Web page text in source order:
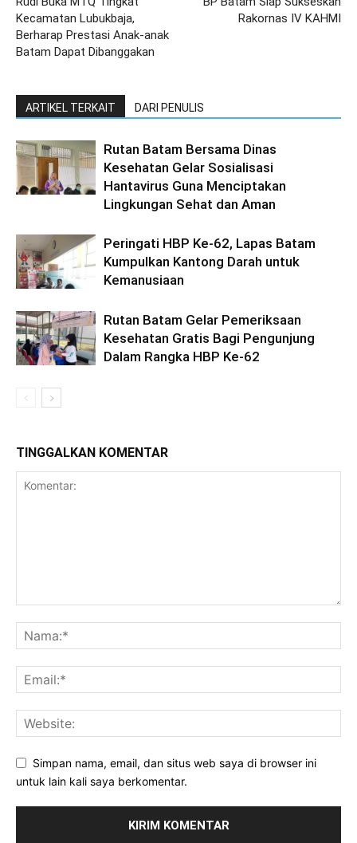
Kecamatan Lubukbaja,
Berharap Prestasi Anak-anak
Batam Dapat Dibanggakan
Rakornas IV KAHMI
ARTIKEL TERKAIT DARI PENULIS
Rutan Batam Bersama Dinas
Kesehatan Gelar Sosialisasi
Hantavirus Guna Menciptakan
Lingkungan Sehat dan Aman
Peringati HBP Ke-62, Lapas Batam
Kumpulkan Kantong Darah untuk
Kemanusiaan
Rutan Batam Gelar Pemeriksaan
Kesehatan Gratis Bagi Pengunjung
Dalam Rangka HBP Ke-62
TINGGALKAN KOMENTAR
Simpan nama, email, dan situs web saya di browser ini
untuk lain kali saya berkomentar.